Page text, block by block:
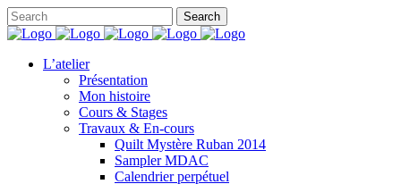
L’atelier
Présentation
Mon histoire
Cours & Stages
Travaux & En-cours
Quilt Mystère Ruban 2014
Sampler MDAC
Calendrier perpétuel